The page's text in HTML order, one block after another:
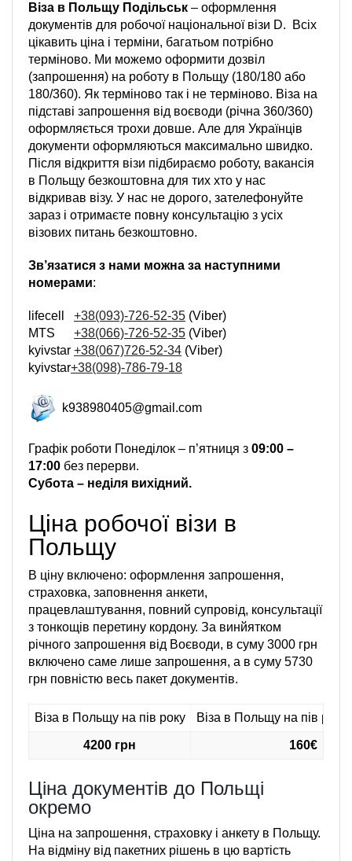
Віза в Польщу Подільськ – оформлення
документів для робочої національної візи D. Всіх
цікавить ціна і терміни, багатьом потрібно
терміново. Ми можемо оформити дозвіл
(запрошення) на роботу в Польщу (180/180 або
180/360). Як терміново так і не терміново. Віза на
підставі запрошення від воєводи (річна 360/360)
оформляється трохи довше. Але для Українців
документи оформляються максимально швидко.
Після відкриття візи підбираємо роботу, вакансія
в Польщу безкоштовна для тих хто у нас
відкривав візу. У нас не дорого, зателефонуйте
зараз і отримаєте повну консультацію з усіх
візових питань безкоштовно.
Зв’язатися з нами можна за наступними
номерами:
lifecell +38(093)-726-52-35 (Viber)
MTS +38(066)-726-52-35 (Viber)
kyivstar +38(067)726-52-34 (Viber)
kyivstar+38(098)-786-79-18
k938980405@gmail.com
Графік роботи Понеділок – п’ятниця з 09:00 –
17:00 без перерви.
Субота – неділя вихідний.
Ціна робочої візи в
Польщу
В ціну включено: оформлення запрошення,
страховка, заповнення анкети,
працевлаштування, повний супровід, консультації
з тонкощів перетину кордону. За винйятком
річного запрошення від Воєводи, в суму 3000 грн
включено саме лише запрошення, а в суму 5730
грн повністю весь пакет документів.
Віза в Польщу на пів року Віза в Польщу на пів року
4200 грн 160€
Ціна документів до Польщі
окремо
Ціна на запрошення, страховку і анкету в Польщу.
На відміну від пакетних рішень в цю вартість